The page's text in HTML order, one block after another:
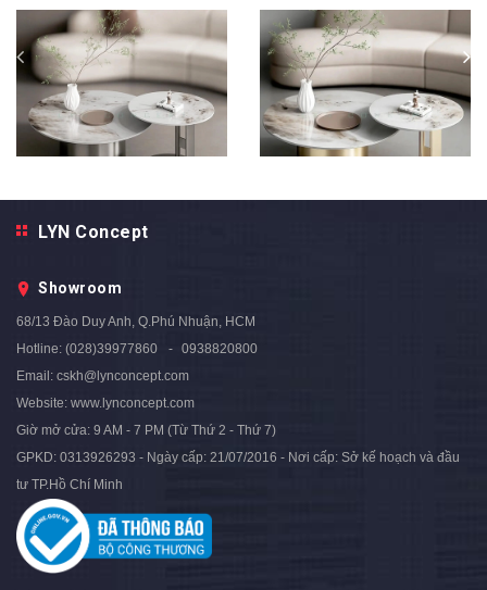
LYN Concept
Showroom
68/13 Đào Duy Anh, Q.Phú Nhuận, HCM
Hotline: (028)39977860
0938820800
Email: cskh@lynconcept.com
Website: www.lynconcept.com
Giờ mở cửa: 9 AM - 7 PM (Từ Thứ 2 - Thứ 7)
GPKD: 0313926293 - Ngày cấp: 21/07/2016 - Nơi cấp: Sở kế hoạch và đầu
tư TP.Hồ Chí Minh